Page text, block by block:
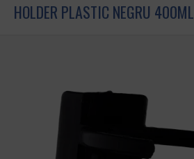
HOLDER PLASTIC NEGRU 400ML